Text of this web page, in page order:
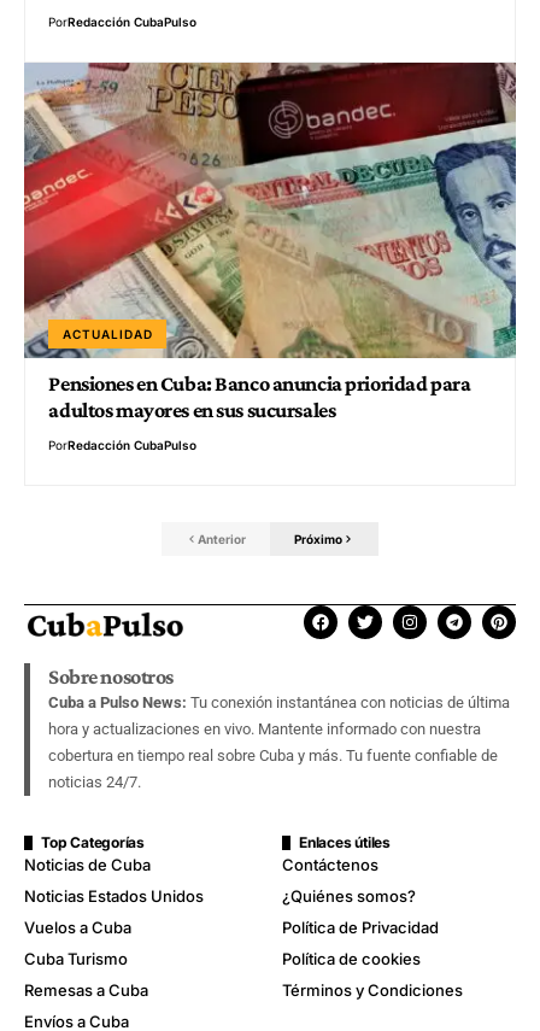
PorRedacción CubaPulso
ACTUALIDAD
Pensiones en Cuba: Banco anuncia prioridad para
adultos mayores en sus sucursales
PorRedacción CubaPulso
Anterior Próximo
Sobre nosotros
Cuba a Pulso News: Tu conexión instantánea con noticias de última
hora y actualizaciones en vivo. Mantente informado con nuestra
cobertura en tiempo real sobre Cuba y más. Tu fuente confiable de
noticias 24/7.
Top Categorías
Noticias de Cuba
Noticias Estados Unidos
Vuelos a Cuba
Cuba Turismo
Remesas a Cuba
Envíos a Cuba
Enlaces útiles
Contáctenos
¿Quiénes somos?
Política de Privacidad
Política de cookies
Términos y Condiciones